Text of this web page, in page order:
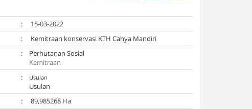
:
15-03-2022
:
Kemitraan konservasi KTH Cahya Mandiri
:
Perhutanan Sosial
Kemitraan
: Usulan
Usulan
:
89,985268 Ha